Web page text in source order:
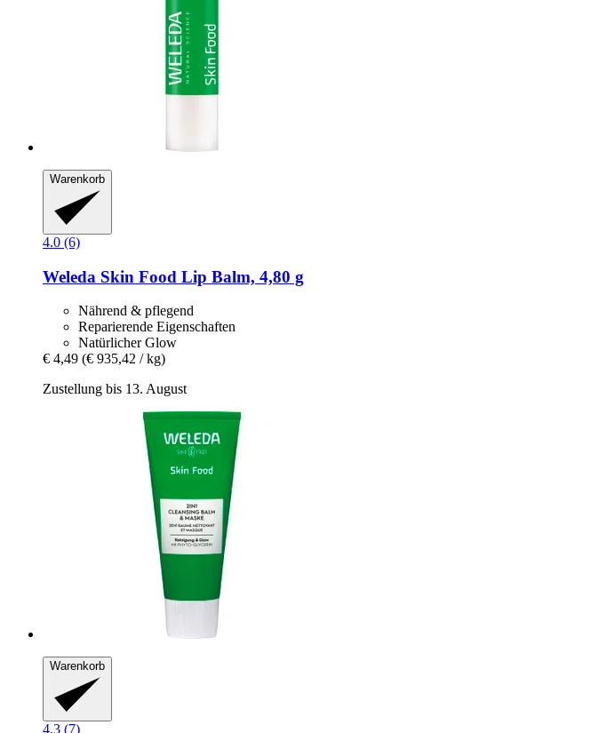
Warenkorb
4.0 (6)
Weleda Skin Food Lip Balm, 4,80 g
Nährend & pflegend
Reparierende Eigenschaften
Natürlicher Glow
€ 4,49 (€ 935,42 / kg)
Zustellung bis 13. August
Warenkorb
4.3 (7)